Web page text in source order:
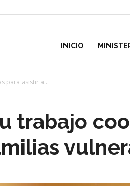
INICIO
para asistir a...
trabajo